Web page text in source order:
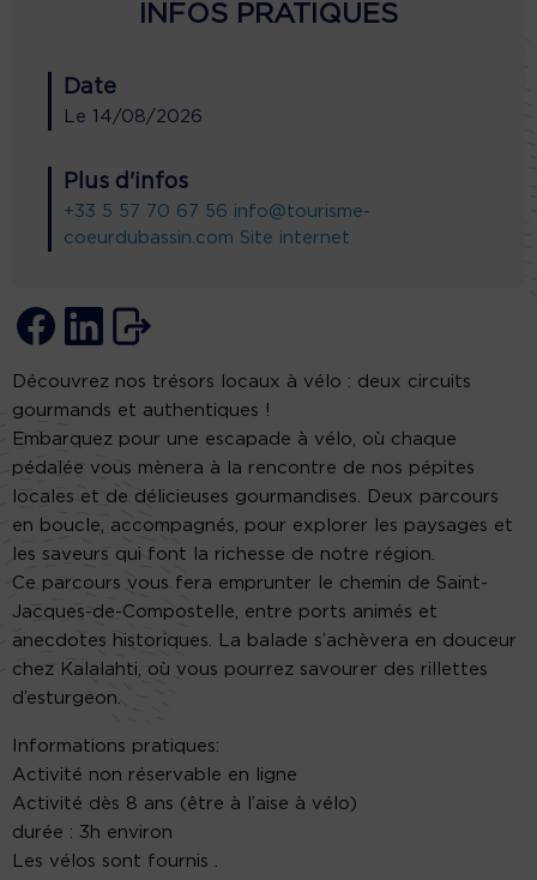
INFOS PRATIQUES
Date
Le 14/08/2026
Plus d'infos
+33 5 57 70 67 56 info@tourisme-
coeurdubassin.com Site internet
Découvrez nos trésors locaux à vélo : deux circuits
gourmands et authentiques !
Embarquez pour une escapade à vélo, où chaque
pédalée vous mènera à la rencontre de nos pépites
locales et de délicieuses gourmandises. Deux parcours
en boucle, accompagnés, pour explorer les paysages et
les saveurs qui font la richesse de notre région.
Ce parcours vous fera emprunter le chemin de Saint-
Jacques-de-Compostelle, entre ports animés et
anecdotes historiques. La balade s’achèvera en douceur
chez Kalalahti, où vous pourrez savourer des rillettes
d’esturgeon.
Informations pratiques:
Activité non réservable en ligne
Activité dès 8 ans (être à l’aise à vélo)
durée : 3h environ
Les vélos sont fournis .